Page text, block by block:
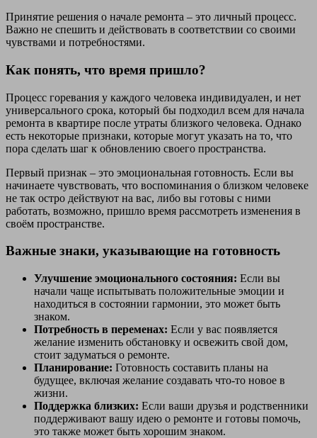
Принятие решения о начале ремонта – это личный процесс.
Важно не спешить и действовать в соответствии со своими
чувствами и потребностями.
Как понять, что время пришло?
Процесс горевания у каждого человека индивидуален, и нет
универсального срока, который бы подходил всем для начала
ремонта в квартире после утраты близкого человека. Однако
есть некоторые признаки, которые могут указать на то, что
пора сделать шаг к обновлению своего пространства.
Первый признак – это эмоциональная готовность. Если вы
начинаете чувствовать, что воспоминания о близком человеке
не так остро действуют на вас, либо вы готовы с ними
работать, возможно, пришло время рассмотреть изменения в
своём пространстве.
Важные знаки, указывающие на готовность
Улучшение эмоционального состояния: Если вы
начали чаще испытывать положительные эмоции и
находиться в состоянии гармонии, это может быть
знаком.
Потребность в переменах: Если у вас появляется
желание изменить обстановку и освежить свой дом,
стоит задуматься о ремонте.
Планирование: Готовность составить планы на
будущее, включая желание создавать что-то новое в
жизни.
Поддержка близких: Если ваши друзья и родственники
поддерживают вашу идею о ремонте и готовы помочь,
это также может быть хорошим знаком.